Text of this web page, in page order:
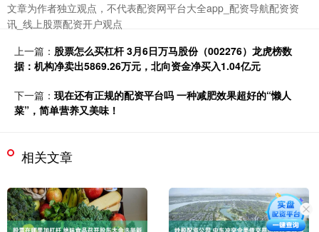
文章为作者独立观点，不代表配资网平台大全app_配资导航配资资
讯_线上股票配资开户观点
上一篇： 股票怎么买杠杆 3月6日万马股份（002276）龙虎榜数
据：机构净卖出5869.26万元，北向资金净买入1.04亿元
下一篇： 现在还有正规的配资平台吗 一种减肥效果超好的“懒人
菜”，简单营养又美味！
相关文章